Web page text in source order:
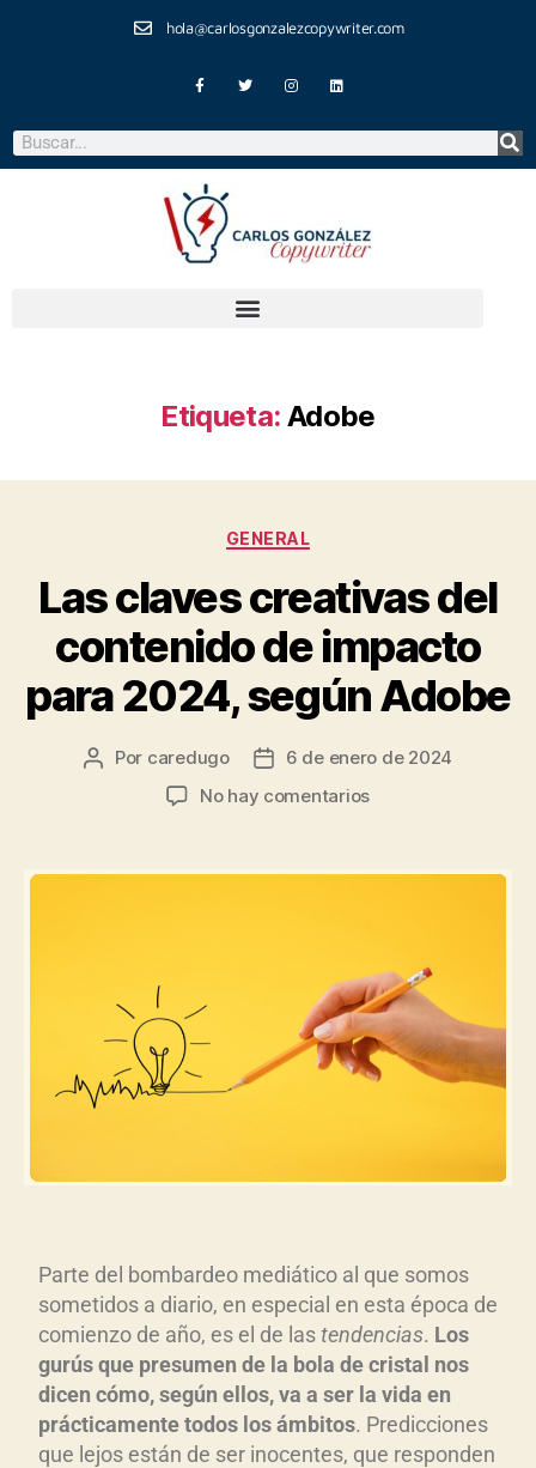
hola@carlosgonzalezcopywriter.com
Etiqueta: Adobe
GENERAL
Las claves creativas del
contenido de impacto
para 2024, según Adobe
Por caredugo
6 de enero de 2024
No hay comentarios
Parte del bombardeo mediático al que somos
sometidos a diario, en especial en esta época de
comienzo de año, es el de lastendencias. Los
gurús que presumen de la bola de cristal nos
dicen cómo, según ellos, va a ser la vida en
prácticamente todos los ámbitos. Predicciones
que lejos están de ser inocentes, que responden